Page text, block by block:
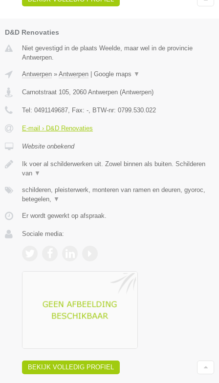
D&D Renovaties
Niet gevestigd in de plaats Weelde, maar wel in de provincie
Antwerpen.
Antwerpen » Antwerpen Google maps ▼
Carnotstraat 105, 2060 Antwerpen (Antwerpen)
Tel: 0491149687, Fax: -, BTW-nr: 0799.530.022
E-mail › D&D Renovaties
Website onbekend
Ik voer al schilderwerken uit. Zowel binnen als buiten. Schilderen
van ▼
schilderen, pleisterwerk, monteren van ramen en deuren, gyoroc,
betegelen, ▼
Er wordt gewerkt op afspraak.
Sociale media:
BEKIJK VOLLEDIG PROFIEL